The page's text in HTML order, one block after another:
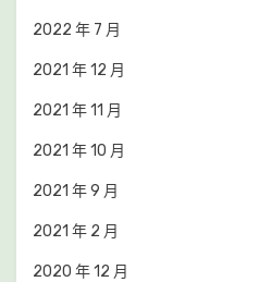
2022 年 7 月
2021 年 12 月
2021 年 11 月
2021 年 10 月
2021 年 9 月
2021 年 2 月
2020 年 12 月